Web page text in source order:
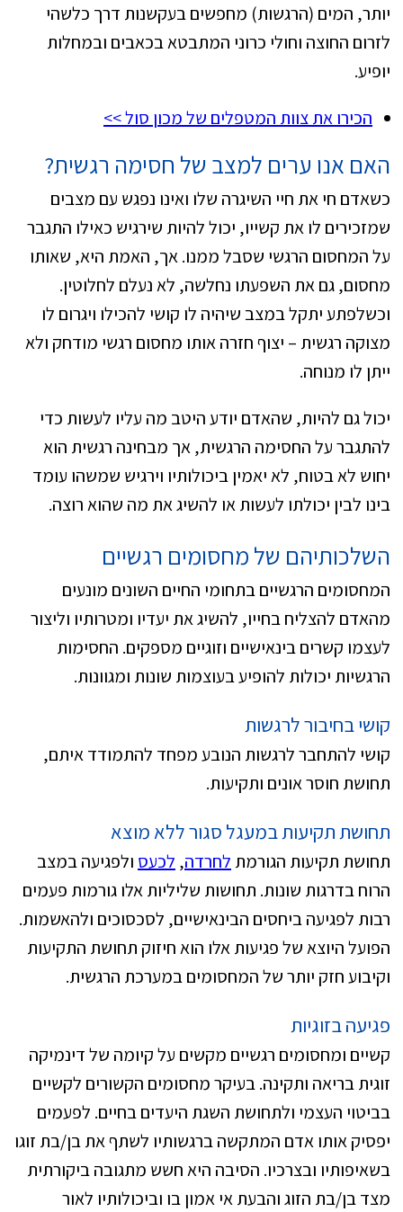
יותר, המים (הרגשות) מחפשים בעקשנות דרך כלשהי
לזרום החוצה וחולי כרוני המתבטא בכאבים ובמחלות
יופיע.
הכירו את צוות המטפלים של מכון סול >>
האם אנו ערים למצב של חסימה רגשית?
כשאדם חי את חיי השיגרה שלו ואינו נפגש עם מצבים
שמזכירים לו את קשייו, יכול להיות שירגיש כאילו התגבר
על המחסום הרגשי שסבל ממנו. אך, האמת היא, שאותו
מחסום, גם את השפעתו נחלשה, לא נעלם לחלוטין.
וכשלפתע יתקל במצב שיהיה לו קושי להכילו ויגרום לו
מצוקה רגשית – יצוף חזרה אותו מחסום רגשי מודחק ולא
ייתן לו מנוחה.
יכול גם להיות, שהאדם יודע היטב מה עליו לעשות כדי
להתגבר על החסימה הרגשית, אך מבחינה רגשית הוא
יחוש לא בטוח, לא יאמין ביכולותיו וירגיש שמשהו עומד
בינו לבין יכולתו לעשות או להשיג את מה שהוא רוצה.
השלכותיהם של מחסומים רגשיים
המחסומים הרגשיים בתחומי החיים השונים מונעים
מהאדם להצליח בחייו, להשיג את יעדיו ומטרותיו וליצור
לעצמו קשרים בינאישיים וזוגיים מספקים. החסימות
הרגשיות יכולות להופיע בעוצמות שונות ומגוונות.
קושי בחיבור לרגשות
קושי להתחבר לרגשות הנובע מפחד להתמודד איתם,
תחושת חוסר אונים ותקיעות.
תחושת תקיעות במעגל סגור ללא מוצא
תחושת תקיעות הגורמת לחרדה, לכעס ולפגיעה במצב
הרוח בדרגות שונות. תחושות שליליות אלו גורמות פעמים
רבות לפגיעה ביחסים הבינאישיים, לסכסוכים ולהאשמות.
הפועל היוצא של פגיעות אלו הוא חיזוק תחושת התקיעות
וקיבוע חזק יותר של המחסומים במערכת הרגשית.
פגיעה בזוגיות
קשיים ומחסומים רגשיים מקשים על קיומה של דינמיקה
זוגית בריאה ותקינה. בעיקר מחסומים הקשורים לקשיים
בביטוי העצמי ולתחושת השגת היעדים בחיים. לפעמים
יפסיק אותו אדם המתקשה ברגשותיו לשתף את בן/בת זוגו
בשאיפותיו ובצרכיו. הסיבה היא חשש מתגובה ביקורתית
מצד בן/בת הזוג והבעת אי אמון בו וביכולותיו לאור